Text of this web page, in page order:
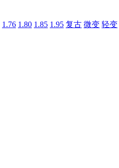
1.76 1.80 1.85 1.95 复古 微变 轻变